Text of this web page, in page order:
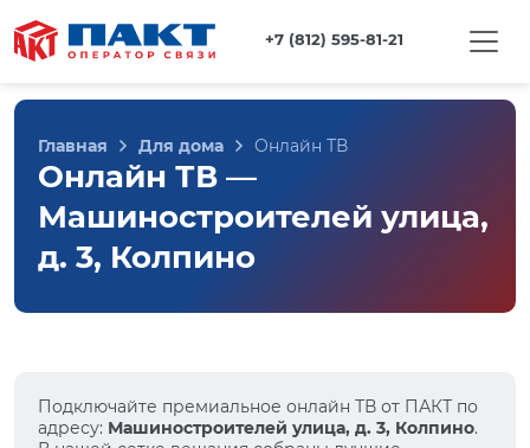
+7 (812) 595-81-21
Главная Для дома Онлайн ТВ
Онлайн ТВ —
Машиностроителей улица,
д. 3, Колпино
Подключайте премиальное онлайн ТВ от ПАКТ по
адресу: Машиностроителей улица, д. 3, Колпино.